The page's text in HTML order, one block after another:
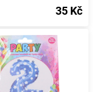
35 Kč